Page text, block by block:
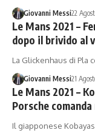
Giovanni Messi22
Le Mans 2021 –
dopo il brivido al
La Glickenhaus di Pla
Giovanni Messi21
Le Mans 2021 –
Porsche comanda
Il giapponese